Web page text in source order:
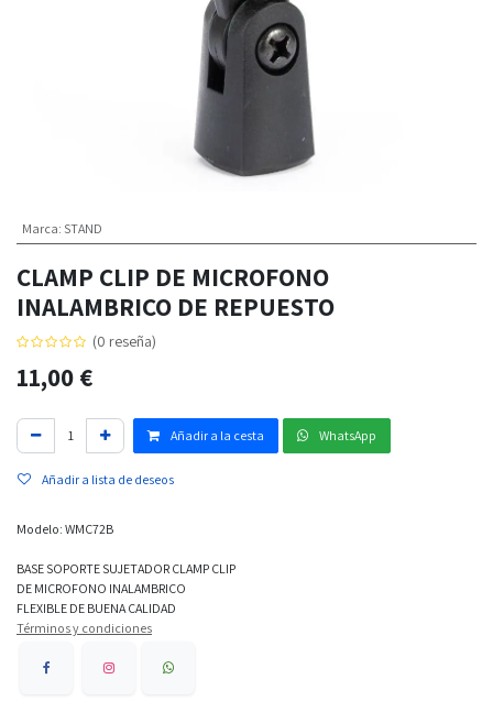
CLAMP CLIP DE MICROFONO
INALAMBRICO DE REPUESTO
(0 reseña)
Modelo: WMC72B
BASE SOPORTE SUJETADOR CLAMP CLIP
DE MICROFONO INALAMBRICO
FLEXIBLE DE BUENA CALIDAD
11,00€
Añadir a la cesta WhatsApp
Añadir a lista de deseos
Marca: STAND
Términos y condiciones